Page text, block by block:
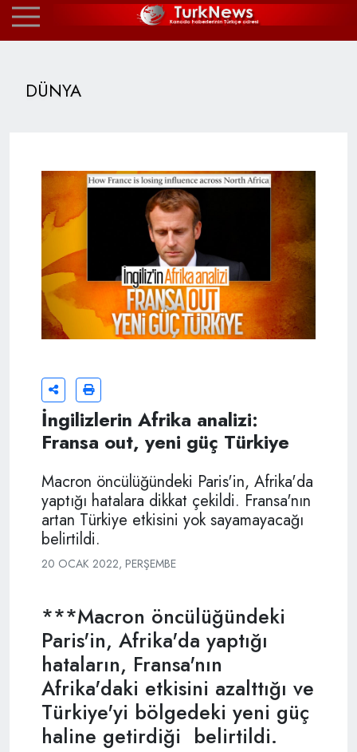
DÜNYA
İngilizlerin Afrika analizi:
Fransa out, yeni güç Türkiye
Macron öncülüğündeki Paris'in, Afrika'da
yaptığı hatalara dikkat çekildi. Fransa'nın
artan Türkiye etkisini yok sayamayacağı
belirtildi.
20 OCAK 2022, PERŞEMBE
***Macron öncülüğündeki
Paris'in, Afrika'da yaptığı
hataların, Fransa'nın
Afrika'daki etkisini azalttığı ve
Türkiye'yi bölgedeki yeni güç
haline getirdiği belirtildi.